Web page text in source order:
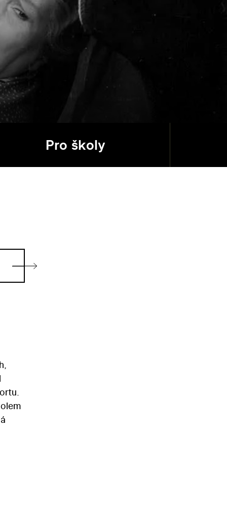
Pro školy